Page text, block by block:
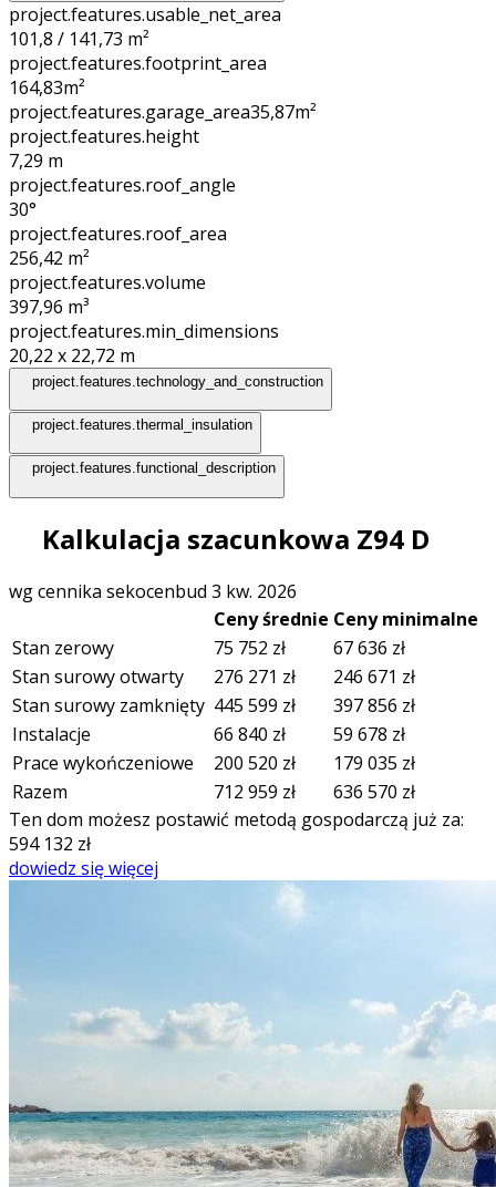
project.features.usable_net_area
101,8 / 141,73 m²
project.features.footprint_area
164,83m²
project.features.garage_area35,87m²
project.features.height
7,29 m
project.features.roof_angle
30°
project.features.roof_area
256,42 m²
project.features.volume
397,96 m³
project.features.min_dimensions
20,22 x 22,72 m
project.features.technology_and_construction
project.features.thermal_insulation
project.features.functional_description
Kalkulacja szacunkowa Z94 D
wg cennika sekocenbud 3 kw. 2026
Ceny średnie Ceny minimalne
Stan zerowy
75 752 zł 67 636 zł
Stan surowy otwarty
276 271 zł 246 671 zł
Stan surowy zamknięty 445 599 zł 397 856 zł
Instalacje
66 840 zł 59 678 zł
Prace wykończeniowe
200 520 zł 179 035 zł
Razem
712 959 zł 636 570 zł
Ten dom możesz postawić metodą gospodarczą już za:
594 132 zł
dowiedz się więcej